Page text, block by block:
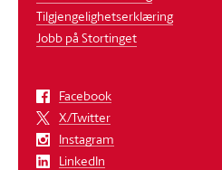
Tilgjengelighetserklæring
Jobb på Stortinget
Facebook
X/Twitter
Instagram
LinkedIn